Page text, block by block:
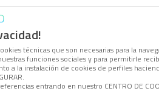
técnicas que son necesarias para la
funciones sociales y para permitirle
a la instalación de cookies de perfiles
entrando en nuestro CENTRO DE